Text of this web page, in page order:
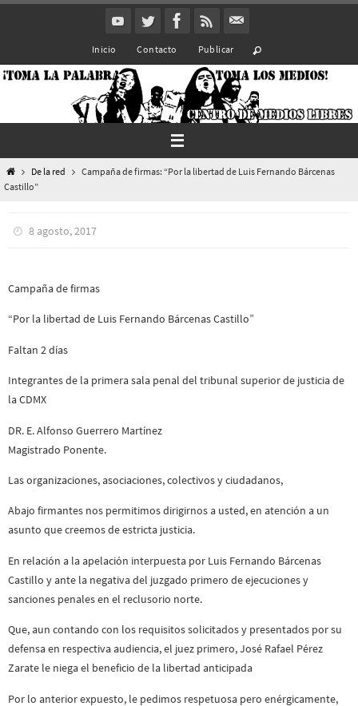
Inicio Contacto Publicar
InicioDe la red
Campaña de firmas: “Por la libertad de Luis Fernando Bárcenas
Castillo”
8 agosto, 2017
Campaña de firmas
“Por la libertad de Luis Fernando Bárcenas Castillo”
Faltan 2 días
Integrantes de la primera sala penal del tribunal superior de justicia de
la CDMX
DR. E. Alfonso Guerrero Martínez
Magistrado Ponente.
Las organizaciones, asociaciones, colectivos y ciudadanos,
Abajo firmantes nos permitimos dirigirnos a usted, en atención a un
asunto que creemos de estricta justicia.
En relación a la apelación interpuesta por Luis Fernando Bárcenas
Castillo y ante la negativa del juzgado primero de ejecuciones y
sanciones penales en el reclusorio norte.
Que, aun contando con los requisitos solicitados y presentados por su
defensa en respectiva audiencia, el juez primero, José Rafael Pérez
Zarate le niega el beneficio de la libertad anticipada
Por lo anterior expuesto, le pedimos respetuosa pero enérgicamente,